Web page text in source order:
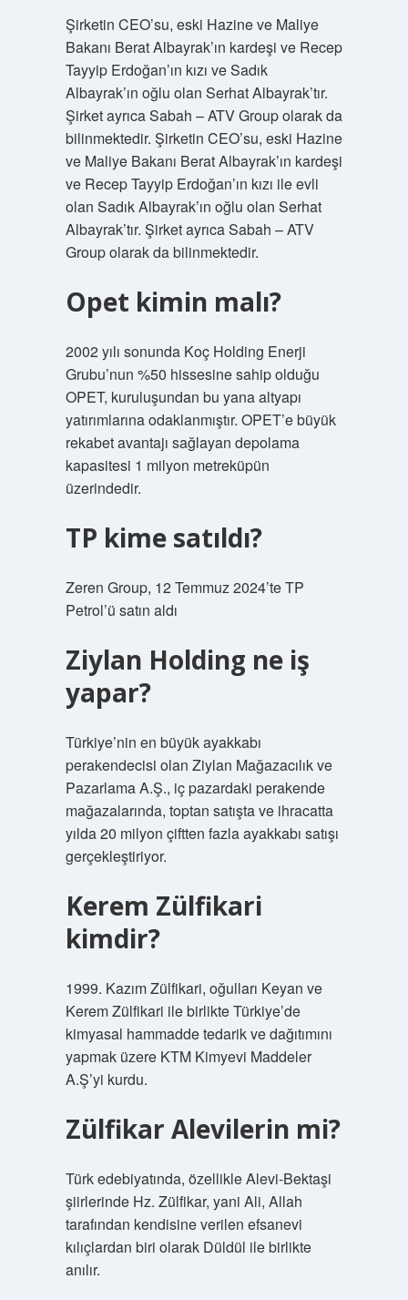
Şirketin CEO’su, eski Hazine ve Maliye
Bakanı Berat Albayrak’ın kardeşi ve Recep
Tayyip Erdoğan’ın kızı ve Sadık
Albayrak’ın oğlu olan Serhat Albayrak’tır.
Şirket ayrıca Sabah – ATV Group olarak da
bilinmektedir. Şirketin CEO’su, eski Hazine
ve Maliye Bakanı Berat Albayrak’ın kardeşi
ve Recep Tayyip Erdoğan’ın kızı ile evli
olan Sadık Albayrak’ın oğlu olan Serhat
Albayrak’tır. Şirket ayrıca Sabah – ATV
Group olarak da bilinmektedir.
Opet kimin malı?
2002 yılı sonunda Koç Holding Enerji
Grubu’nun %50 hissesine sahip olduğu
OPET, kuruluşundan bu yana altyapı
yatırımlarına odaklanmıştır. OPET’e büyük
rekabet avantajı sağlayan depolama
kapasitesi 1 milyon metreküpün
üzerindedir.
TP kime satıldı?
Zeren Group, 12 Temmuz 2024’te TP
Petrol’ü satın aldı
Ziylan Holding ne iş
yapar?
Türkiye’nin en büyük ayakkabı
perakendecisi olan Ziylan Mağazacılık ve
Pazarlama A.Ş., iç pazardaki perakende
mağazalarında, toptan satışta ve ihracatta
yılda 20 milyon çiftten fazla ayakkabı satışı
gerçekleştiriyor.
Kerem Zülfikari
kimdir?
1999. Kazım Zülfikari, oğulları Keyan ve
Kerem Zülfikari ile birlikte Türkiye’de
kimyasal hammadde tedarik ve dağıtımını
yapmak üzere KTM Kimyevi Maddeler
A.Ş’yi kurdu.
Zülfikar Alevilerin mi?
Türk edebiyatında, özellikle Alevi-Bektaşi
şiirlerinde Hz. Zülfikar, yani Ali, Allah
tarafından kendisine verilen efsanevi
kılıçlardan biri olarak Düldül ile birlikte
anılır.